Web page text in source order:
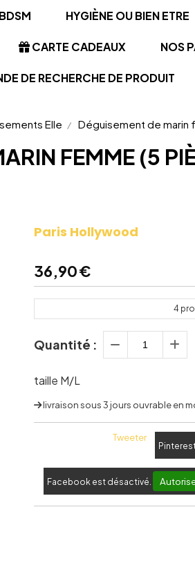
BDSM HYGIÈNE OU BIEN ETRE
CARTE CADEAUX NOS
DE RECHERCHE DE PRODUIT
Elle Déguisement de marin
FEMME (5
Paris Hollywood
36,90€
4
Quantité :
taille M/L
livraison sous 3 jours ouvrable en
Tweeter
Facebook est désactivé.